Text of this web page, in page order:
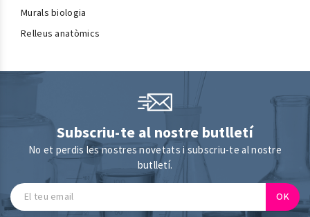
Murals biologia
Relleus anatòmics
Subscriu-te al nostre butlletí
No et perdis les nostres novetats i subscriu-te al nostre
butlletí.